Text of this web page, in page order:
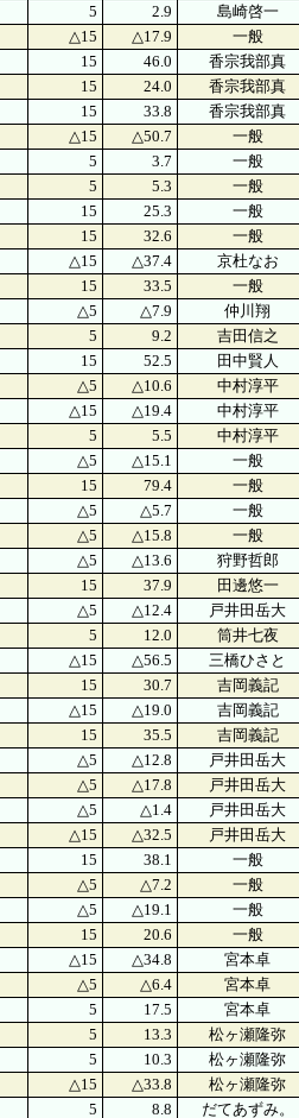
5 2.9 島崎啓一
△15 △17.9 一般
15 46.0 香宗我部真
15 24.0 香宗我部真
15 33.8 香宗我部真
△15 △50.7 一般
5 3.7 一般
5 5.3 一般
15 25.3 一般
15 32.6 一般
△15 △37.4 京杜なお
15 33.5 一般
△5 △7.9 仲川翔
5 9.2 吉田信之
15 52.5 田中賢人
△5 △10.6 中村淳平
△15 △19.4 中村淳平
5 5.5 中村淳平
△5 △15.1 一般
15 79.4 一般
△5 △5.7 一般
△5 △15.8 一般
△5 △13.6 狩野哲郎
15 37.9 田邊悠一
△5 △12.4 戸井田岳大
5 12.0 筒井七夜
△15 △56.5 三橋ひさと
15 30.7 吉岡義記
△15 △19.0 吉岡義記
15 35.5 吉岡義記
△5 △12.8 戸井田岳大
△5 △17.8 戸井田岳大
△5 △1.4 戸井田岳大
△15 △32.5 戸井田岳大
15 38.1 一般
△5 △7.2 一般
△5 △19.1 一般
15 20.6 一般
△15 △34.8 宮本卓
△5 △6.4 宮本卓
5 17.5 宮本卓
5 13.3 松ヶ瀬隆弥
5 10.3 松ヶ瀬隆弥
△15 △33.8 松ヶ瀬隆弥
5 8.8 だてあずみ。